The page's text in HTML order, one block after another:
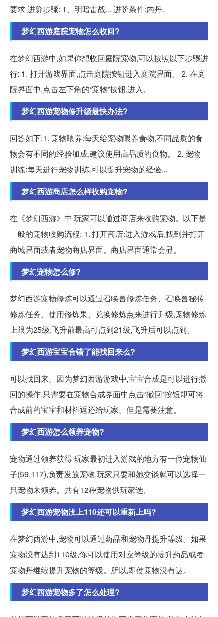
要求 进阶步骤: 1、明暗雷战... 进阶条件:内丹。
梦幻西游庭院宠物怎么收回?
在梦幻西游中,如果你想收回庭院宠物,可以按照以下步骤进
行: 1. 打开游戏界面,点击庭院按钮进入庭院界面。 2. 在庭
院界面中,点击左下角的“宠物”按钮,进入。
梦幻西游宠物修升级最快办法?
回答如下:1. 宠物喂养:每天给宠物喂养食物,不同品质的食
物会有不同的经验加成,建议使用高品质的食物。 2. 宠物
训练:每天进行宠物训练,可以提升宠物的经验...
梦幻西游商店怎么样收购宠物?
在《梦幻西游》中,玩家可以通过商店来收购宠物。以下是
一般的宠物收购流程: 1. 打开商店:进入游戏后,找到并打开
商城界面或者宠物商店界面。商店界面通常会显。
梦幻宠物怎么修?
梦幻西游宠物修炼可以通过召唤兽修炼任务、召唤兽秘传
修炼任务、使用修炼果、兑换修炼点来进行升级,宠物修炼
上限为25级,飞升前最高可点到21级,飞升后可以点到。
梦幻西游宝宝合错了能找回来么?
可以找回来。因为梦幻西游游戏中,宝宝合成是可以进行撤
回的操作,只需要在宠物合成界面中点击“撤回”按钮即可将
合成前的宝宝和材料返还给玩家。但是需要注意。
梦幻西游怎么领养宠物?
宠物通过领养获得,玩家最初进入游戏的地方有一位宠物仙
子(59,117),负责发放宠物,玩家只要和她交谈就可以选择一
只宠物来领养。共有12种宠物供玩家选。
梦幻西游宠物没上110还可以重新上吗?
在梦幻西游中,宠物可以通过药品和宠物丹提升等级。如果
宠物没有达到110级,你可以使用对应等级的提升药品或者
宠物丹继续提升宠物的等级。所以,即使宠物没有达。
梦幻西游宠物多了怎么处理?